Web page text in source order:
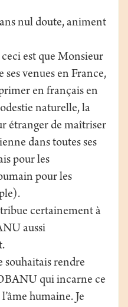
nul doute, animent
est que Monsieur
venues en France,
en français en
naturelle, la
étranger de maîtriser
dans toutes ses
pour les
pour les
certainement à
aussi
souhaitais rendre
qui incarne ce
humaine. Je